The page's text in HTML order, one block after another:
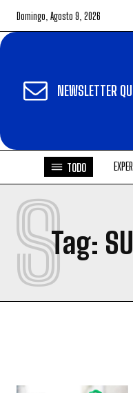
Domingo, Agosto 9, 2026
NEWSLETTER
TODO
Tag:
S